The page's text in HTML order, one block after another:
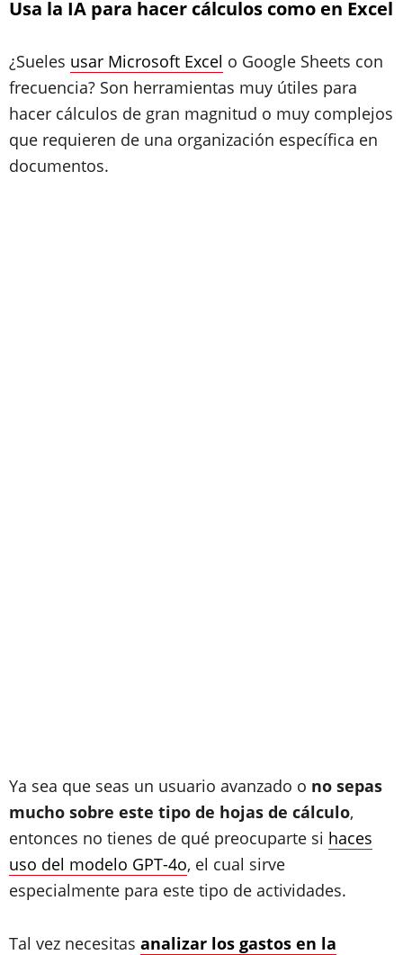
Usa la IA para hacer cálculos como en Excel
¿Sueles usar Microsoft Excel o Google Sheets con
frecuencia? Son herramientas muy útiles para
hacer cálculos de gran magnitud o muy complejos
que requieren de una organización específica en
documentos.
Ya sea que seas un usuario avanzado o no sepas
mucho sobre este tipo de hojas de cálculo,
entonces no tienes de qué preocuparte si haces
uso del modelo GPT-4o, el cual sirve
especialmente para este tipo de actividades.
Tal vez necesitas analizar los gastos en la